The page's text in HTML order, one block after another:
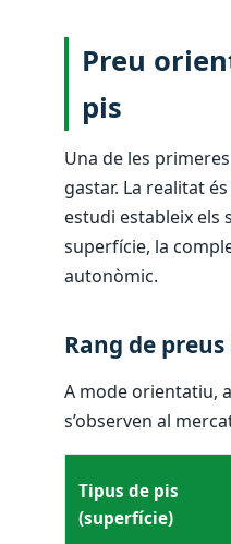
Preu
pis
Una de les
gastar. La realitat
estudi estableix els
superfície, la
autonòmic.
Rang de
A mode orientatiu,
s’observen al
Tipus de pis
(superfície)